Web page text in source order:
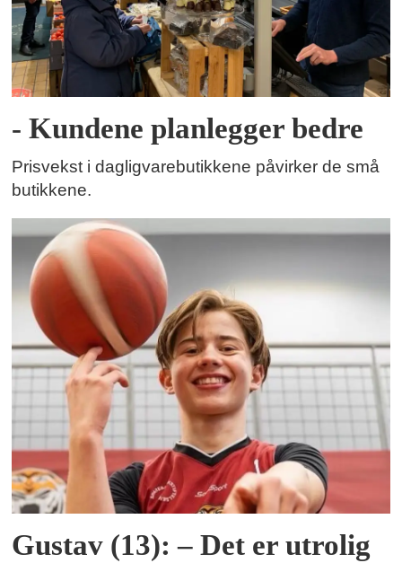
- Kundene planlegger bedre
Prisvekst i dagligvarebutikkene påvirker de små
butikkene.
Gustav (13): – Det er utrolig